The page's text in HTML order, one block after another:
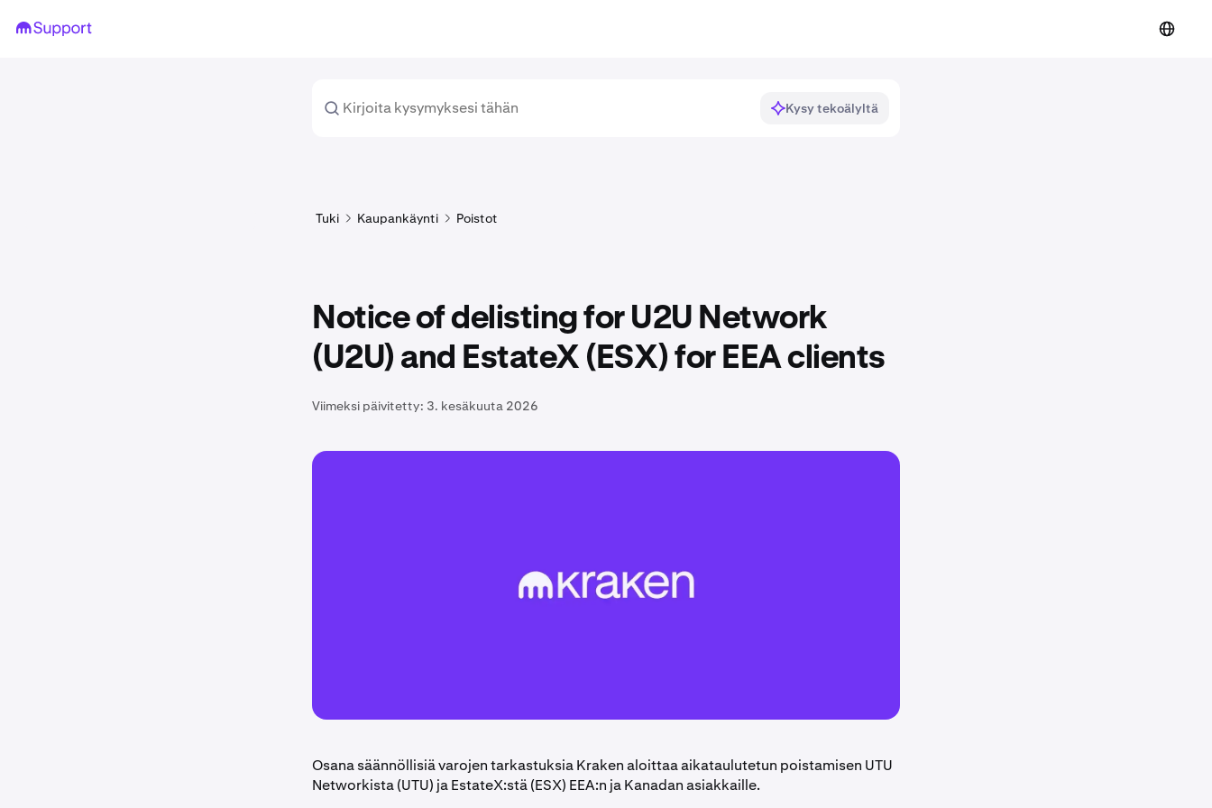
Kysy tekoälyltä
Tuki Kaupankäynti Poistot
Notice of delisting for U2U Network
(U2U) and EstateX (ESX) for EEA clients
Viimeksi päivitetty: 3. kesäkuuta 2026
Osana säännöllisiä varojen tarkastuksia Kraken aloittaa aikataulutetun poistamisen UTU
Networkista (UTU) ja EstateX:stä (ESX) EEA:n ja Kanadan asiakkaille.